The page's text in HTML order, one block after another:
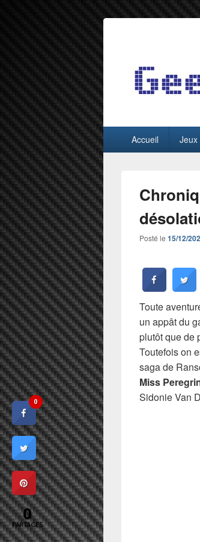
principalAccueil Jeux
Posté le 15/12/
Toute
un appât du
plutôt que de
Toutefois on
saga de
Miss
Sidonie Van
0
0
PARTAGES